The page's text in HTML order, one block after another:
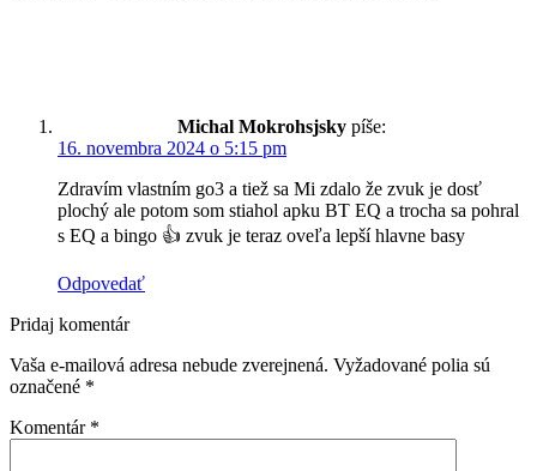
Michal Mokrohsjsky píše:
16. novembra 2024 o 5:15 pm
Zdravím vlastním go3 a tiež sa Mi zdalo že zvuk je dosť
plochý ale potom som stiahol apku BT EQ a trocha sa pohral
s EQ a bingo 👍 zvuk je teraz oveľa lepší hlavne basy
Odpovedať
Pridaj komentár
Vaša e-mailová adresa nebude zverejnená. Vyžadované polia sú
označené *
Komentár *